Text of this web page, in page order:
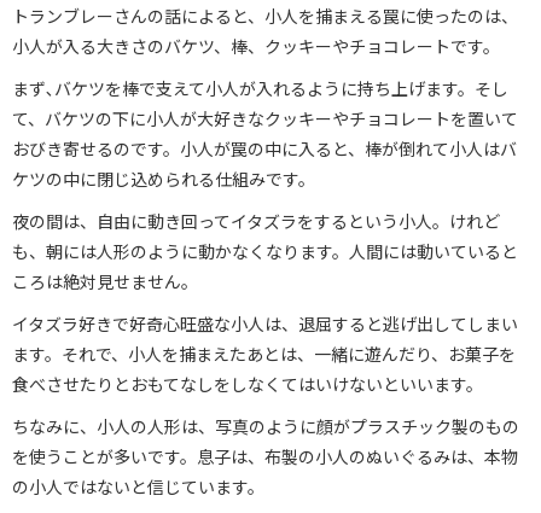
トランブレーさんの話によると、小人を捕まえる罠に使ったのは、
小人が入る大きさのバケツ、棒、クッキーやチョコレートです。
まず､バケツを棒で支えて小人が入れるように持ち上げます。そし
て、バケツの下に小人が大好きなクッキーやチョコレートを置いて
おびき寄せるのです。小人が罠の中に入ると、棒が倒れて小人はバ
ケツの中に閉じ込められる仕組みです。
夜の間は、自由に動き回ってイタズラをするという小人。けれど
も、朝には人形のように動かなくなります。人間には動いていると
ころは絶対見せません。
イタズラ好きで好奇心旺盛な小人は、退屈すると逃げ出してしまい
ます。それで、小人を捕まえたあとは、一緒に遊んだり、お菓子を
食べさせたりとおもてなしをしなくてはいけないといいます。
ちなみに、小人の人形は、写真のように顔がプラスチック製のもの
を使うことが多いです。息子は、布製の小人のぬいぐるみは、本物
の小人ではないと信じています。